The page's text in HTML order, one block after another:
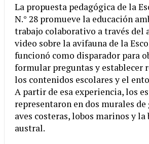
La propuesta pedagógica de la
N.° 28 promueve la educación
trabajo colaborativo a través del
video sobre la avifauna de la
funcionó como disparador para
formular preguntas y establecer
los contenidos escolares y el
A partir de esa experiencia, los
representaron en dos murales
aves costeras, lobos marinos y la
austral.